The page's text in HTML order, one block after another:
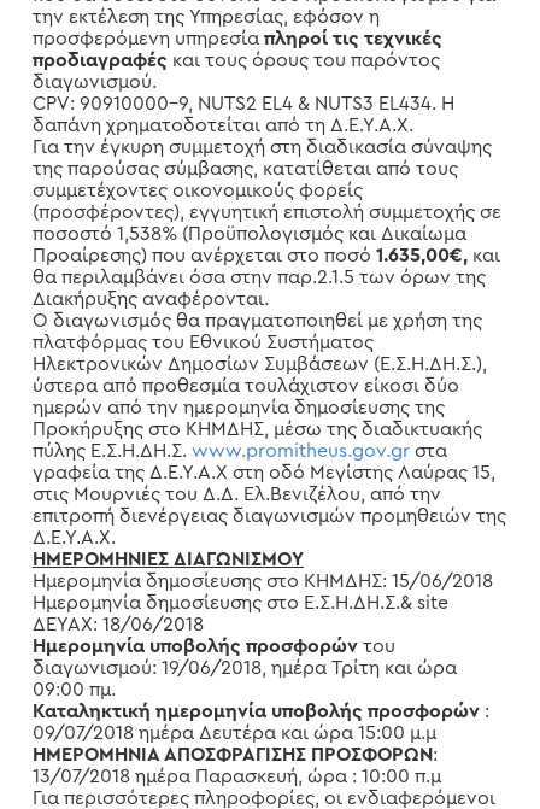
την εκτέλεση της Υπηρεσίας, εφόσον η
προσφερόμενη υπηρεσία πληροί τις τεχνικές
προδιαγραφές και τους όρους του παρόντος
διαγωνισμού.
CPV: 90910000-9, NUTS2 EL4 & NUTS3 EL434. Η
δαπάνη χρηματοδοτείται από τη Δ.Ε.Υ.Α.Χ.
Για την έγκυρη συμμετοχή στη διαδικασία σύναψης
της παρούσας σύμβασης, κατατίθεται από τους
συμμετέχοντες οικονομικούς φορείς
(προσφέροντες), εγγυητική επιστολή συμμετοχής σε
ποσοστό 1,538% (Προϋπολογισμός και Δικαίωμα
Προαίρεσης) που ανέρχεται στο ποσό 1.635,00€,και
θα περιλαμβάνει όσα στην παρ.2.1.5 των όρων της
Διακήρυξης αναφέρονται.
Ο διαγωνισμός θα πραγματοποιηθεί με χρήση της
πλατφόρμας του Εθνικού Συστήματος
Ηλεκτρονικών Δημοσίων Συμβάσεων (Ε.Σ.Η.ΔΗ.Σ.),
ύστερα από προθεσμία τουλάχιστον είκοσι δύο
ημερών από την ημερομηνία δημοσίευσης της
Προκήρυξης στο ΚΗΜΔΗΣ, μέσω της διαδικτυακής
πύλης Ε.Σ.Η.ΔΗ.Σ. www.promitheus.gov.grστα
γραφεία της Δ.Ε.Υ.Α.Χ στη οδό Μεγίστης Λαύρας 15,
στις Μουρνιές του Δ.Δ. Ελ.Βενιζέλου, από την
επιτροπή διενέργειας διαγωνισμών προμηθειών της
Δ.Ε.Υ.Α.Χ.
ΗΜΕΡΟΜΗΝΙΕΣ ΔΙΑΓΩΝΙΣΜΟΥ
Ημερομηνία δημοσίευσης στο ΚΗΜΔΗΣ: 15/06/2018
Ημερομηνία δημοσίευσης στο Ε.Σ.Η.ΔΗ.Σ.& site
ΔΕΥΑΧ: 18/06/2018
Ημερομηνία υποβολής προσφορώντου
διαγωνισμού: 19/06/2018, ημέρα Τρίτη και ώρα
09:00 πμ.
Καταληκτική ημερομηνία υποβολής προσφορών:
09/07/2018 ημέρα Δευτέρα και ώρα 15:00 μ.μ
ΗΜΕΡΟΜΗΝΙΑ ΑΠΟΣΦΡΑΓΙΣΗΣ ΠΡΟΣΦΟΡΩΝ:
13/07/2018 ημέρα Παρασκευή, ώρα : 10:00 π.μ
Για περισσότερες πληροφορίες, οι ενδιαφερόμενοι